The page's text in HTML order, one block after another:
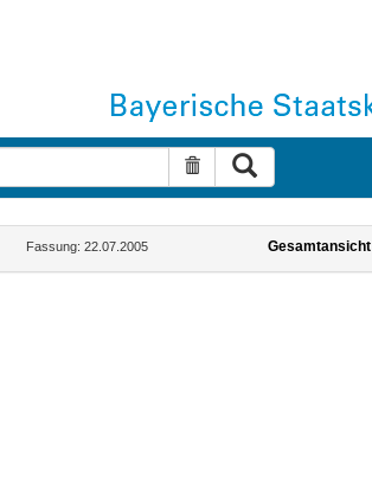
Suche zurücksetzen
Fassung: 22.07.2005 Gesamtansicht